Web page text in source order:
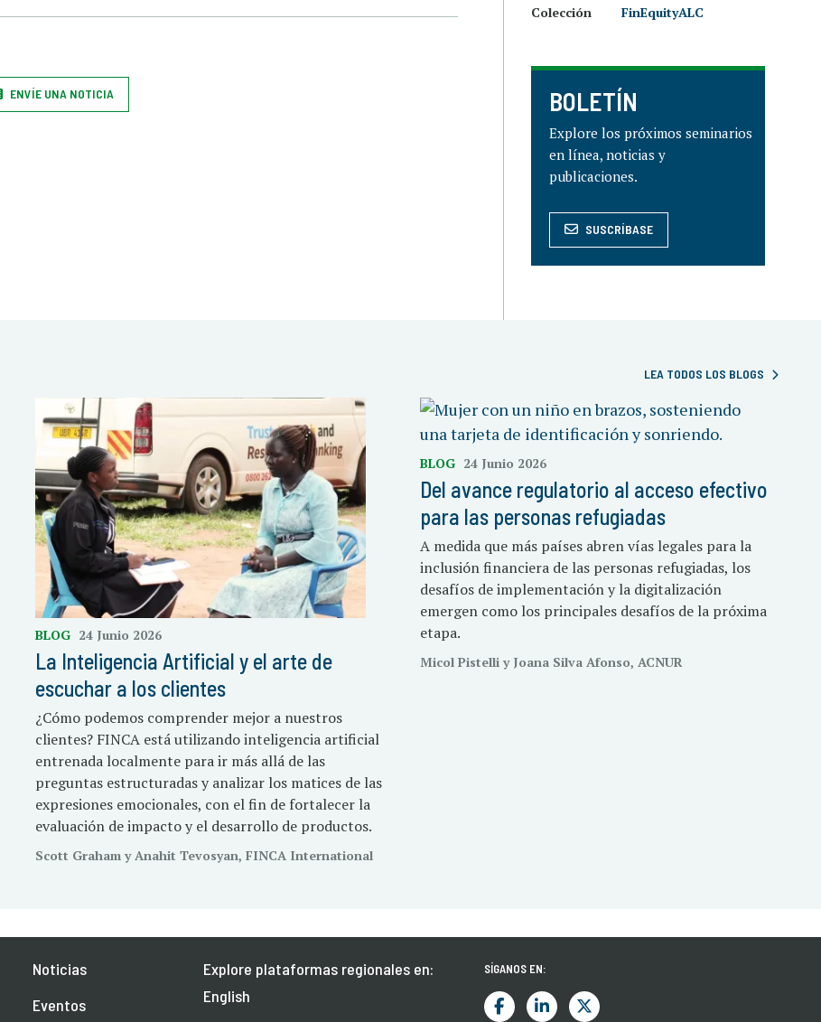
ENVÍE UNA NOTICIA
Colección
FinEquityALC
BOLETÍN
Explore los próximos seminarios
en línea, noticias y
publicaciones.
SUSCRÍBASE
LEA TODOS LOS BLOGS
BLOG 24 Junio 2026
La Inteligencia Artificial y el arte de
escuchar a los clientes
¿Cómo podemos comprender mejor a nuestros
clientes? FINCA está utilizando inteligencia artificial
entrenada localmente para ir más allá de las
preguntas estructuradas y analizar los matices de las
expresiones emocionales, con el fin de fortalecer la
evaluación de impacto y el desarrollo de productos.
Scott Graham y Anahit Tevosyan, FINCA International
BLOG 24 Junio 2026
Del avance regulatorio al acceso efectivo
para las personas refugiadas
A medida que más países abren vías legales para la
inclusión financiera de las personas refugiadas, los
desafíos de implementación y la digitalización
emergen como los principales desafíos de la próxima
etapa.
Micol Pistelli y Joana Silva Afonso, ACNUR
Noticias
Eventos
Explore plataformas regionales en:
English
SÍGANOS EN: